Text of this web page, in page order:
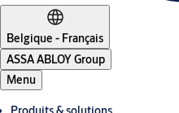
Belgique - Français
ASSA ABLOY Group
Menu